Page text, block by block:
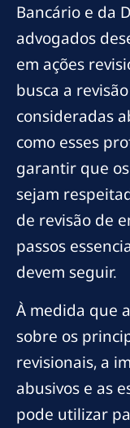
Bancário e da
advogados
em ações
busca a
consideradas
como esses
garantir que
sejam
de revisão de
passos
devem seguir.
À medida que
sobre os
revisionais, a
abusivos e as
pode utilizar